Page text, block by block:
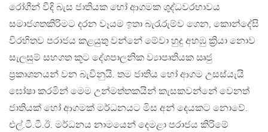
රෝගීන් වීදි බැස ජාතියක හෝ ආගමක ශුද්ධවරභාවය
සමාජගතකිරිමට දරන වෑයම ඉතා බැරැරුම්ව ගෙන, කොන්දේසි
විරහිතව පරාජය කළයුතු වන්නේ මේවා හුදු අහඹු ක්‍රියා නොව
සැලසුම් සහගත කූට දේශපාලනික ව්‍යාපෘතියක ඍජු
ප්‍රකාශනයන් වන බැවිනුයි. තම ජාතිය හෝ ආගම උසස්යැයි
ඝෝෂා කරමින් මෙම උන්මත්තකයින් කැසකවන්නේ වෙනත්
ජාතියක් හෝ ආගමක් මර්ධනයට මිස අන් දෙයකට නොවේ.
එල්.ටී.ටී.ඊ. මර්ධනය නාමයෙන් දෙමළා පරාජය කිරිමේ